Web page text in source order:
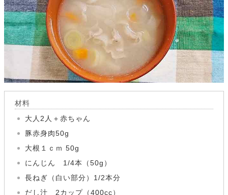
材料
大人2人＋赤ちゃん
豚赤身肉50g
大根１ｃｍ 50g
にんじん 1/4本（50g）
長ねぎ（白い部分）1/2本分
だし汁 2カップ（400cc）